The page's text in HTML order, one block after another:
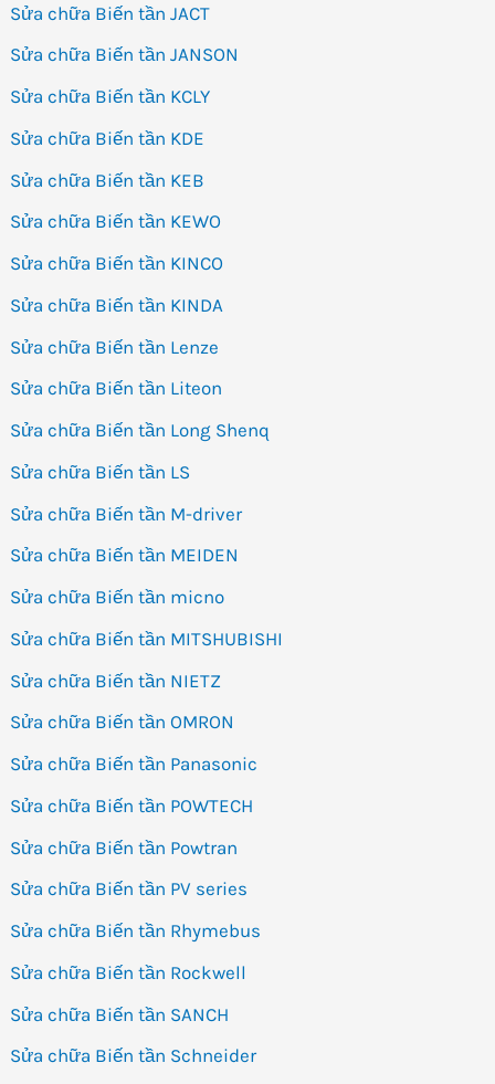
Sửa chữa Biến tần JACT
Sửa chữa Biến tần JANSON
Sửa chữa Biến tần KCLY
Sửa chữa Biến tần KDE
Sửa chữa Biến tần KEB
Sửa chữa Biến tần KEWO
Sửa chữa Biến tần KINCO
Sửa chữa Biến tần KINDA
Sửa chữa Biến tần Lenze
Sửa chữa Biến tần Liteon
Sửa chữa Biến tần Long Shenq
Sửa chữa Biến tần LS
Sửa chữa Biến tần M-driver
Sửa chữa Biến tần MEIDEN
Sửa chữa Biến tần micno
Sửa chữa Biến tần MITSHUBISHI
Sửa chữa Biến tần NIETZ
Sửa chữa Biến tần OMRON
Sửa chữa Biến tần Panasonic
Sửa chữa Biến tần POWTECH
Sửa chữa Biến tần Powtran
Sửa chữa Biến tần PV series
Sửa chữa Biến tần Rhymebus
Sửa chữa Biến tần Rockwell
Sửa chữa Biến tần SANCH
Sửa chữa Biến tần Schneider